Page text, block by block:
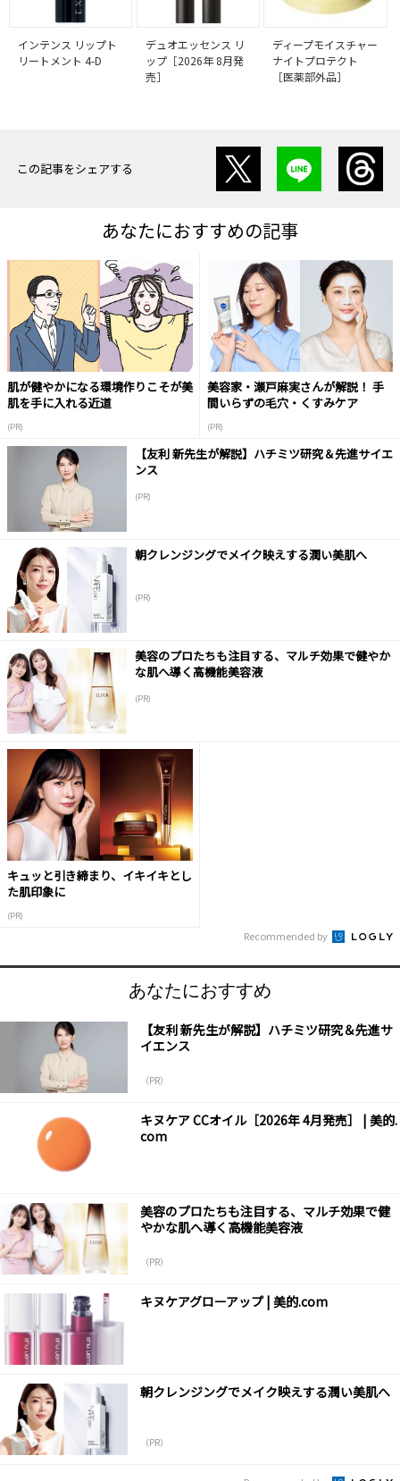
インテンス リップト
リートメント 4-D
デュオエッセンス リ
ップ［2026年 8月発
売］
ディープモイスチャー
ナイトプロテクト
［医薬部外品］
この記事をシェアする
あなたにおすすめの記事
肌が健やかになる環境作りこそが美
肌を手に入れる近道
(PR)
美容家・瀬戸麻実さんが解説！ 手
間いらずの毛穴・くすみケア
(PR)
【友利 新先生が解説】ハチミツ研究＆先進サイエ
ンス
(PR)
朝クレンジングでメイク映えする潤い美肌へ
(PR)
美容のプロたちも注目する、マルチ効果で健やか
な肌へ導く高機能美容液
(PR)
キュッと引き締まり、イキイキとし
た肌印象に
(PR)
Recommended by
あなたにおすすめ
【友利 新先生が解説】ハチミツ研究＆先進サ
イエンス
（PR）
キヌケア CCオイル［2026年 4月発売］ | 美的.
com
美容のプロたちも注目する、マルチ効果で健
やかな肌へ導く高機能美容液
（PR）
キヌケアグローアップ | 美的.com
朝クレンジングでメイク映えする潤い美肌へ
（PR）